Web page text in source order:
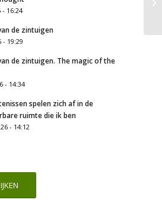
- 16:24
de zintuigen
- 19:29
de zintuigen. The magic of the
- 14:34
spelen zich af in de
ruimte die ik ben
- 14:12